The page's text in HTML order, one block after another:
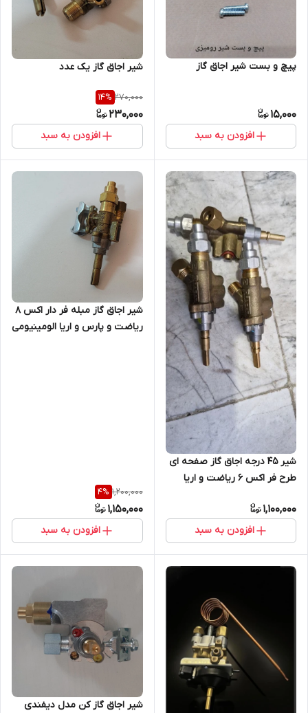
پیچ و بست شیر اجاق گاز
15,000
افزودن به سبد
شیر اجاق گاز یک عدد
270,000
14%
230,000
افزودن به سبد
شیر 45 درجه اجاق گاز صفحه ای
طرح فر اکس 6 ریاضت و اریا
1,100,000
افزودن به سبد
شیر اجاق گاز مبله فر دار اکس ۸
ریاضت و پارس و اریا الومینیومی
1,200,000
4%
1,150,000
افزودن به سبد
شیر اجاق گاز کن مدل دیفندی